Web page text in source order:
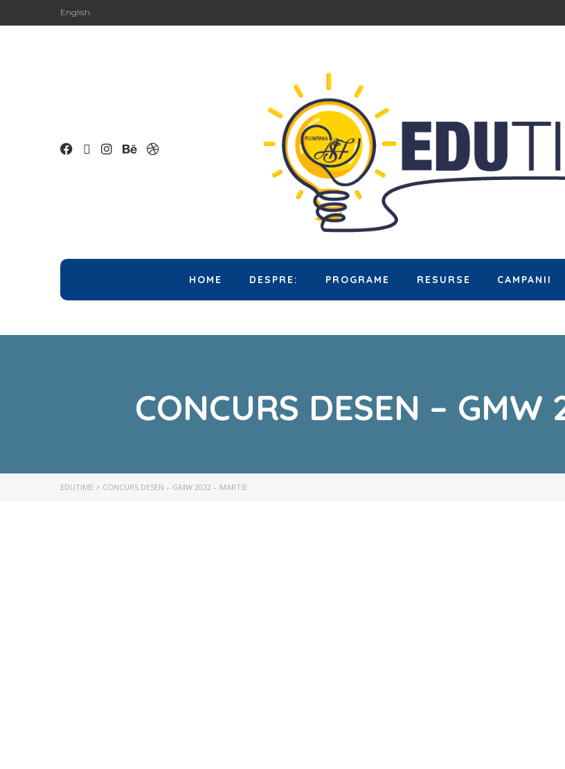
English
HOME DESPRE: PROGRAME RESURSE CAMPANII
CONCURS DESEN – GMW
EDUTIME > CONCURS DESEN – GMW 2022 – MARTIE